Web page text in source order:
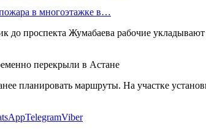
в многоэтажке в…
до проспекта Жумабаева рабочие
планировать маршруты. На участке
TelegramViber